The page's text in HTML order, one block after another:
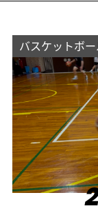
バスケットボ